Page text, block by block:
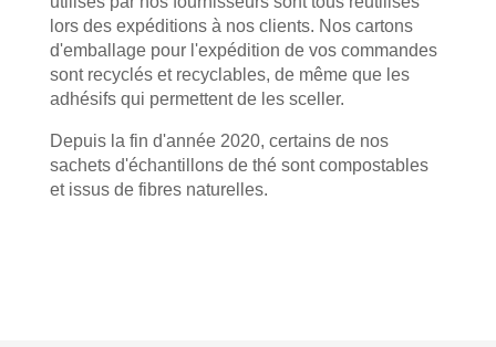
lors des expéditions à nos clients. Nos cartons
d'emballage pour l'expédition de vos commandes
sont recyclés et recyclables, de même que les
adhésifs qui permettent de les sceller.
Depuis la fin d'année 2020, certains de nos
sachets d'échantillons de thé sont compostables
et issus de fibres naturelles.